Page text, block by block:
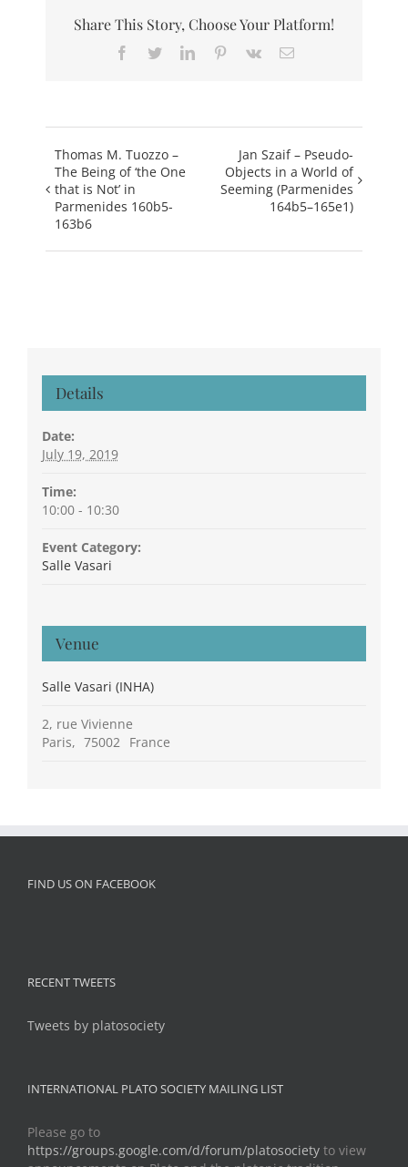
Share This Story, Choose Your Platform!
Facebook
TwitterLinkedInPinterest
Vk Email
Thomas M. Tuozzo –
The Being of ‘the One
that is Not’ in
Parmenides 160b5-
163b6
Jan Szaif – Pseudo-
Objects in a World of
Seeming (Parmenides
164b5–165e1)
Details
Date:
July 19, 2019
Time:
10:00 - 10:30
Event Category:
Salle Vasari
Venue
Salle Vasari (INHA)
2, rue Vivienne
Paris, 75002 France
FIND US ON FACEBOOK
RECENT TWEETS
Tweets by platosociety
INTERNATIONAL PLATO SOCIETY MAILING LIST
Please go to
https://groups.google.com/d/forum/platosociety to view